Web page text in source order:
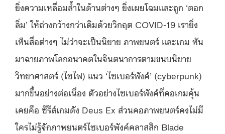
ยิ่งความเหลื่อมล้ำในด้านต่างๆ ยิ่งเผยโฉมและถูก ‘ตอก
ลิ่ม’ ให้ถ่างกว้างกว่าเดิมด้วยวิกฤต COVID-19 เรายิ่ง
เห็นสื่อต่างๆ ไม่ว่าจะเป็นนิยาย ภาพยนตร์ และเกม หัน
มาฉายภาพโลกอนาคตในจินตนาการตามขนบนิยาย
วิทยาศาสตร์ (ไซไฟ) แนว ‘ไซเบอร์พังค์’ (cyberpunk)
มากขึ้นอย่างต่อเนื่อง ตัวอย่างไซเบอร์พังค์ที่คอเกมคุ้น
เคยคือ ซีรีส์เกมดัง Deus Ex ส่วนคอภาพยนตร์คงไม่มี
ใครไม่รู้จักภาพยนตร์ไซเบอร์พังค์คลาสสิก Blade